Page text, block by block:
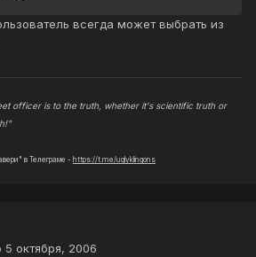
всегда может выбрать из
officer is to the truth, whether it's scientific truth or
в Телеграме - https://t.me/uglyklingons
5 октября, 2006